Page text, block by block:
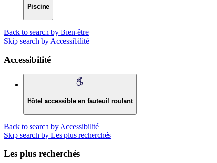
Piscine
Back to search by Bien-être
Skip search by Accessibilité
Accessibilité
Hôtel accessible en fauteuil roulant
Back to search by Accessibilité
Skip search by Les plus recherchés
Les plus recherchés